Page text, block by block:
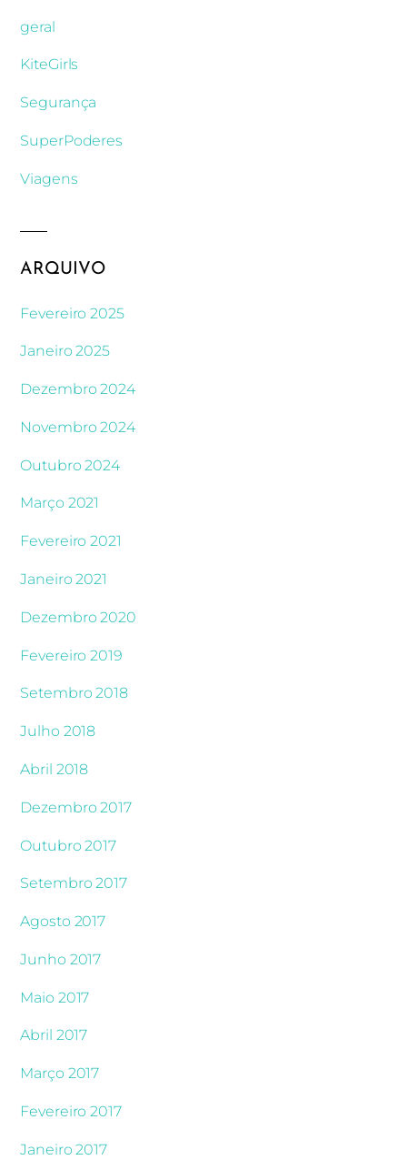
geral
KiteGirls
Segurança
SuperPoderes
Viagens
ARQUIVO
Fevereiro 2025
Janeiro 2025
Dezembro 2024
Novembro 2024
Outubro 2024
Março 2021
Fevereiro 2021
Janeiro 2021
Dezembro 2020
Fevereiro 2019
Setembro 2018
Julho 2018
Abril 2018
Dezembro 2017
Outubro 2017
Setembro 2017
Agosto 2017
Junho 2017
Maio 2017
Abril 2017
Março 2017
Fevereiro 2017
Janeiro 2017